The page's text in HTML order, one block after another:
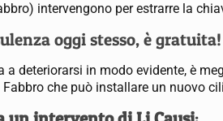
intervengono per estrarre la
oggi stesso, è
a deteriorarsi in modo evidente, è
che può installare un nuovo